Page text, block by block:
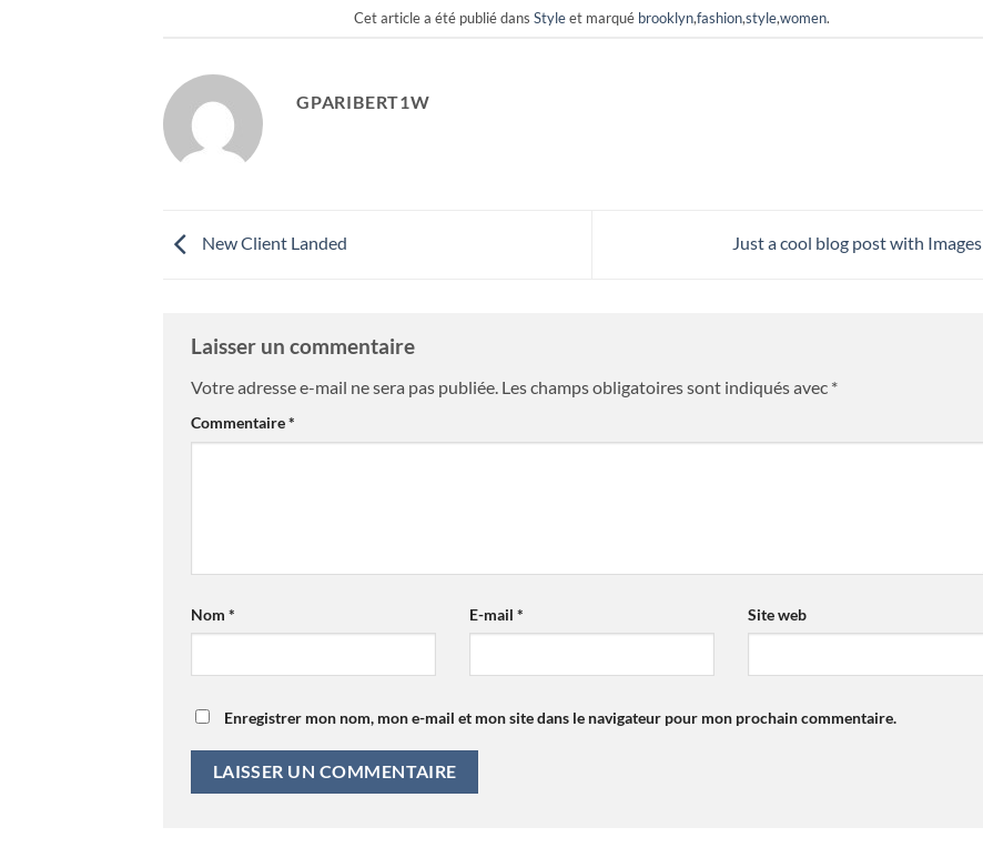
Cet article a été publié dans Styleet marqué brooklyn,fashion,style,women.
GPARIBERT1W
New Client Landed Just a cool blog post with Images
Laisser un commentaire
Votre adresse e-mail ne sera pas publiée. Les champs obligatoires sont indiqués avec *
Commentaire*
Nom * E-mail * Site web
Enregistrer mon nom, mon e-mail et mon site dans le navigateur pour mon prochain commentaire.